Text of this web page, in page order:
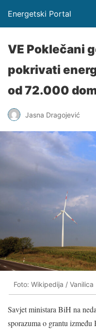
Energetski Portal
VE Poklečani
pokrivati
od 72.000
Jasna Dragojević
Foto: Wikipedija / Vanilica
Savjet ministara BiH na
sporazuma o grantu